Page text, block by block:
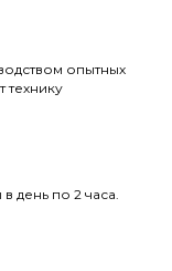
опытных
технику
день по 2 часа.